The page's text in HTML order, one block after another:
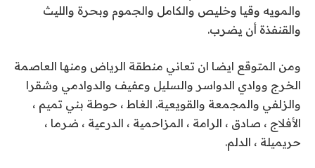
والمويه وقيا وخليص والكامل والجموم وبحرة والليث
والقنفذة أن يضرب.
ومن المتوقع ايضا ان تعاني منطقة الرياض ومنها العاصمة
الخرج ووادي الدواسر والسليل وعفيف والدوادمي وشقرا
والزلفي والمجمعة والقويعية. الغاط ، حوطة بني تميم ،
الأفلاج ، صادق ، الرامة ، المزاحمية ، الدرعية ، ضرما ،
حريميلة ، الدلم.